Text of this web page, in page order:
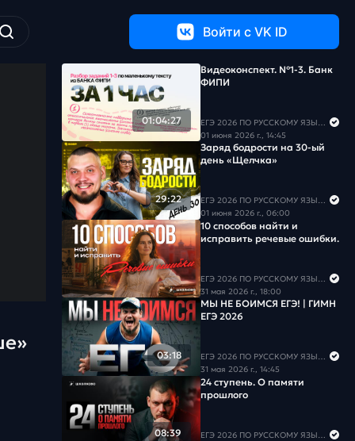
Войти c VK ID
01:04:27
Видеоконспект. №1-3. Банк
ФИПИ
ЕГЭ 2026 ПО РУССКОМУ ЯЗЫКУ И МАТЕМАТИКЕ
01 июня 2026 г., 14:45
29:22
Заряд бодрости на 30-ый
день «Щелчка»
ЕГЭ 2026 ПО РУССКОМУ ЯЗЫКУ И МАТЕМАТИКЕ
01 июня 2026 г., 06:00
10 способов найти и
исправить речевые ошибки.
ЕГЭ 2026 ПО РУССКОМУ ЯЗЫКУ И МАТЕМАТИКЕ
31 мая 2026 г., 18:00
03:18
МЫ НЕ БОИМСЯ ЕГЭ! | ГИМН
ЕГЭ 2026
ЕГЭ 2026 ПО РУССКОМУ ЯЗЫКУ И МАТЕМАТИКЕ
31 мая 2026 г., 14:45
08:39
24 ступень. О памяти
прошлого
ЕГЭ 2026 ПО РУССКОМУ ЯЗЫКУ И МАТЕМАТИКЕ